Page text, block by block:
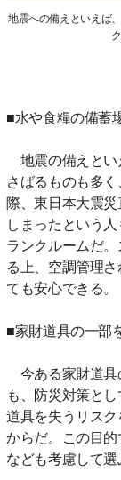
地震への備えといえば
■水や食糧の備蓄
地震の備えとい
さばるものも多
際、東日本大震
しまったという
ランクルームだ
る上、空調管理
ても安心できる。
■家財道具の一部
今ある家財道具
も、防災対策と
道具を失うリス
からだ。この目
なども考慮して選